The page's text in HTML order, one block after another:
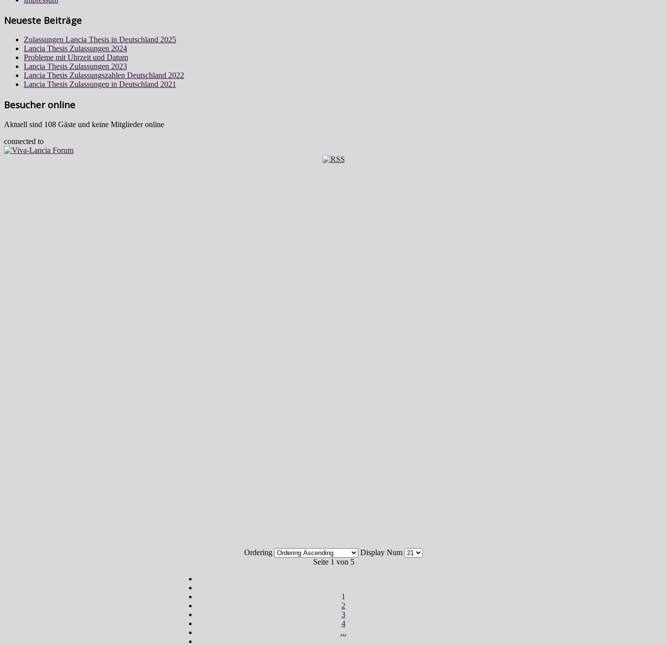
Neueste Beiträge
Zulassungen Lancia Thesis in Deutschland 2025
Lancia Thesis Zulassungen 2024
Probleme mit Uhrzeit und Datum
Lancia Thesis Zulassungen 2023
Lancia Thesis Zulassungszahlen Deutschland 2022
Lancia Thesis Zulassungen in Deutschland 2021
Besucher online
Aktuell sind 108 Gäste und keine Mitglieder online
connected to
Ordering
Display Num
Seite 1 von 5
1
2
3
4
...